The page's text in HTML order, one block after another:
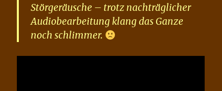
Störgeräusche – trotz nachträglicher
Audiobearbeitung klang das Ganze
noch schlimmer.